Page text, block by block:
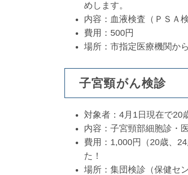
めします。
内容：血液検査（ＰＳＡ検
費用：500円
場所：市指定医療機関か
子宮頸がん検診
対象者：4月1日現在で20
内容：子宮頸部細胞診・
費用：1,000円（20歳、
た！
場所：集団検診（保健セ